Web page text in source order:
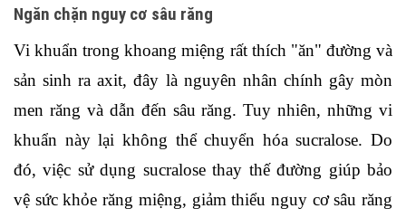
Ngăn chặn nguy cơ sâu răng
Vi khuẩn trong khoang miệng rất thích "ăn" đường và
sản sinh ra axit, đây là nguyên nhân chính gây mòn
men răng và dẫn đến sâu răng. Tuy nhiên, những vi
khuẩn này lại không thể chuyển hóa sucralose. Do
đó, việc sử dụng sucralose thay thế đường giúp bảo
vệ sức khỏe răng miệng, giảm thiểu nguy cơ sâu răng